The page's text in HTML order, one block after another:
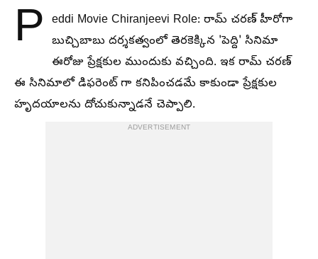
P eddi Movie Chiranjeevi Role: రామ్ చరణ్ హీరోగా
బుచ్చిబాబు దర్శకత్వంలో తెరకెక్కిన 'పెద్ది' సినిమా
ఈరోజు ప్రేక్షకుల ముందుకు వచ్చింది. ఇక రామ్ చరణ్
ఈ సినిమాలో డిఫరెంట్ గా కనిపించడమే కాకుండా ప్రేక్షకుల
హృదయాలను దోచుకున్నాడనే చెప్పాలి.
ADVERTISEMENT